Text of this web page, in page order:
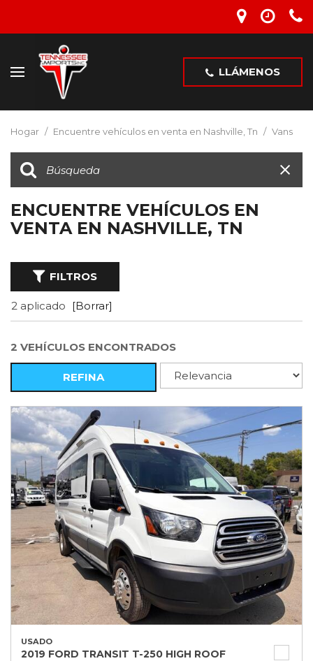
LLÁMENOS
Hogar / Encuentre vehículos en venta en Nashville, Tn / Vans
ENCUENTRE VEHÍCULOS EN
VENTA EN NASHVILLE, TN
FILTROS
2 aplicado [Borrar]
2 VEHÍCULOS ENCONTRADOS
REFINA
USADO
2019 FORD TRANSIT T-250 HIGH ROOF